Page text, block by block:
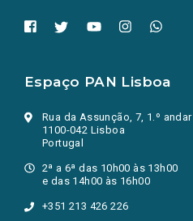
Espaço PAN Lisboa
Rua da Assunção, 7, 1.º andar
1100-042 Lisboa
Portugal
2ª a 6ª das 10h00 às 13h00
e das 14h00 às 16h00
+351 213 426 226